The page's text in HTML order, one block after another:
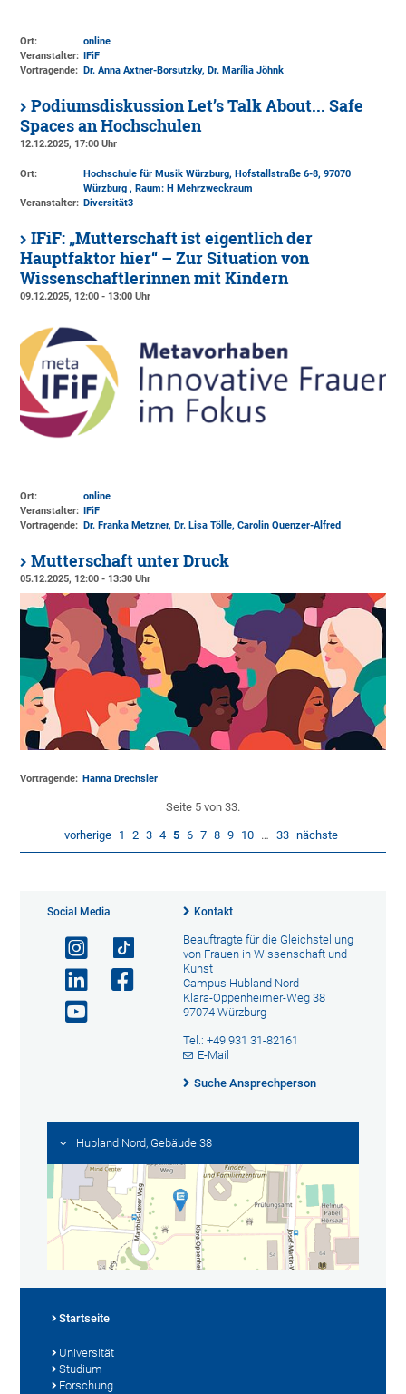
Ort:
online
Veranstalter: IFiF
Vortragende: Dr. Anna Axtner-Borsutzky, Dr. Marília Jöhnk
Podiumsdiskussion Let’s Talk About... Safe
Spaces an Hochschulen
12.12.2025, 17:00 Uhr
Ort:
Hochschule für Musik Würzburg, Hofstallstraße 6-8, 97070
Würzburg , Raum: H Mehrzweckraum
Veranstalter: Diversität3
IFiF: „Mutterschaft ist eigentlich der
Hauptfaktor hier“ – Zur Situation von
Wissenschaftlerinnen mit Kindern
09.12.2025, 12:00 - 13:00 Uhr
Ort:
online
Veranstalter: IFiF
Vortragende: Dr. Franka Metzner, Dr. Lisa Tölle, Carolin Quenzer-Alfred
Mutterschaft unter Druck
05.12.2025, 12:00 - 13:30 Uhr
Vortragende: Hanna Drechsler
Seite 5 von 33.
vorherige 1 2 3 4 5 6 7 8 9 10 … 33 nächste
Social Media Kontakt
Beauftragte für die Gleichstellung
von Frauen in Wissenschaft und
Kunst
Campus Hubland Nord
Klara-Oppenheimer-Weg 38
97074 Würzburg
Tel.: +49 931 31-82161
E-Mail
Suche Ansprechperson
Hubland Nord, Gebäude 38
Startseite
Universität
Studium
Forschung